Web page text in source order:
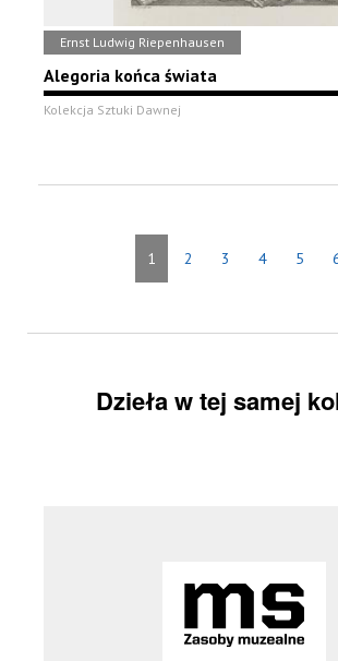
Ernst Ludwig Riepenhausen
Alegoria końca świata
Kolekcja Sztuki Dawnej
1 2 3 4 5
Dzieła w tej samej